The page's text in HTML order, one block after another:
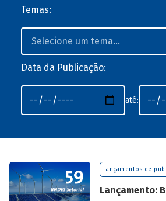
Temas:
Data da Publicação:
até:
Lançamentos de
Lançamento: